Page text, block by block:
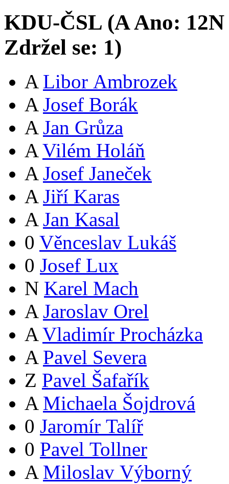
KDU-ČSL (AAno: 12N
Zdržel se: 1)
A Libor Ambrozek
A Josef Borák
A Jan Grůza
A Vilém Holáň
A Josef Janeček
A Jiří Karas
A Jan Kasal
0 Věnceslav Lukáš
0 Josef Lux
N Karel Mach
A Jaroslav Orel
A Vladimír Procházka
A Pavel Severa
Z Pavel Šafařík
A Michaela Šojdrová
0 Jaromír Talíř
0 Pavel Tollner
A Miloslav Výborný